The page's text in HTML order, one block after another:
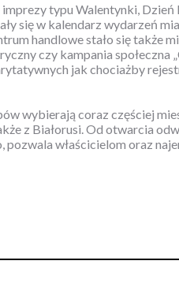
typu Walentynki, Dzień
się w kalendarz wydarzeń
handlowe stało się także
czy kampania społeczna
jak chociażby
wybierają coraz częściej
z Białorusi. Od otwarcia
właścicielom oraz